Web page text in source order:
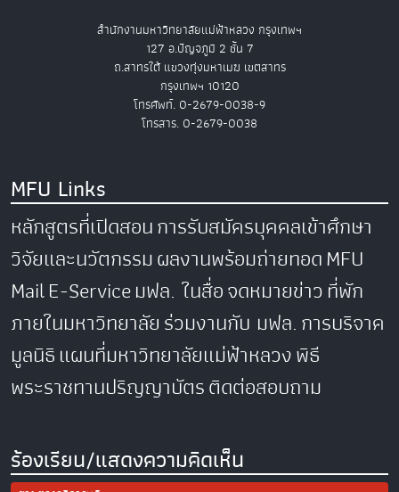
สำนักงานมหาวิทยาลัยแม่ฟ้าหลวง กรุงเทพฯ
127 อ.ปัญจภูมิ 2 ชั้น 7
ถ.สาทรใต้ แขวงทุ่งมหาเมฆ เขตสาทร
กรุงเทพฯ 10120
โทรศัพท์. 0-2679-0038-9
โทรสาร. 0-2679-0038
MFU Links
หลักสูตรที่เปิดสอนการรับสมัครบุคคลเข้าศึกษา
วิจัยและนวัตกรรมผลงานพร้อมถ่ายทอดMFU
MailE-Serviceมฟล. ในสื่อจดหมายข่าวที่พัก
ภายในมหาวิทยาลัยร่วมงานกับ มฟล.การบริจาค
มูลนิธิแผนที่มหาวิทยาลัยแม่ฟ้าหลวงพิธี
พระราชทานปริญญาบัตรติดต่อสอบถาม
ร้องเรียน/แสดงความคิดเห็น